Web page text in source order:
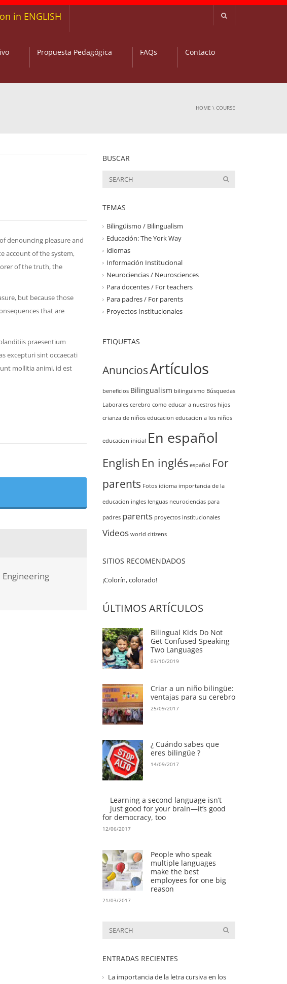
in ENGLISH
Propuesta Pedagógica FAQs Contacto
HOME \ COURSE
denouncing pleasure and
account of the system,
of the truth, the
but because those
that are
praesentium
excepturi sint occaecati
mollitia animi, id est
Engineering
BUSCAR
TEMAS
Bilingüismo / Bilingualism
Educación: The York Way
idiomas
Información Institucional
Neurociencias / Neurosciences
Para docentes / For teachers
Para padres / For parents
Proyectos Institucionales
ETIQUETAS
AnunciosArtículos
beneficios Bilingualism bilinguismo Búsquedas
Laborales cerebro como educar a nuestros hijos
crianza de niños educacion educacion a los niños
educacion inicial En español
English En inglés español For
parents Fotos idioma importancia de la
educacion ingles lenguas neurociencias para
padres parents proyectos institucionales
Videos world citizens
SITIOS RECOMENDADOS
¡Colorín, colorado!
ÚLTIMOS ARTÍCULOS
Bilingual Kids Do Not
Get Confused Speaking
Two Languages
03/10/2019
Criar a un niño bilingüe:
ventajas para su cerebro
25/09/2017
¿ Cuándo sabes que
eres bilingüe ?
14/09/2017
Learning a second language isn’t
just good for your brain—it’s good
for democracy, too
12/06/2017
People who speak
multiple languages
make the best
employees for one big
reason
21/03/2017
ENTRADAS RECIENTES
La importancia de la letra cursiva en los